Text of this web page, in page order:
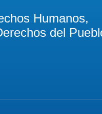
Humanos,
del